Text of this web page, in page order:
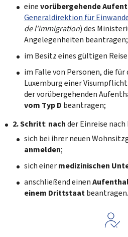
einevorübergehende
Generaldirektion für
de l’immigration) des
Angelegenheiten beantragen;
im Besitz eines gültigen
im Falle von Personen, die für
Luxemburg einer
der vorübergehenden
vom Typ D beantragen;
2. Schritt: nachder Einreise nach
sich bei ihrer neuen
anmelden;
sich einermedizinischen
anschließend einen
einem Drittstaatbeantragen.